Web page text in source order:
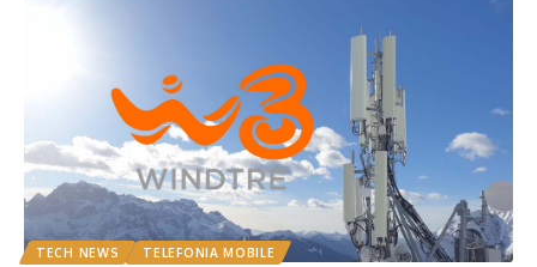
TECH NEWS TELEFONIA MOBILE